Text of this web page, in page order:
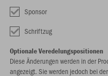
Sponsor
Schriftzug
Optionale Veredelungspositionen
Diese Änderungen werden in der
angezeigt. Sie werden jedoch bei